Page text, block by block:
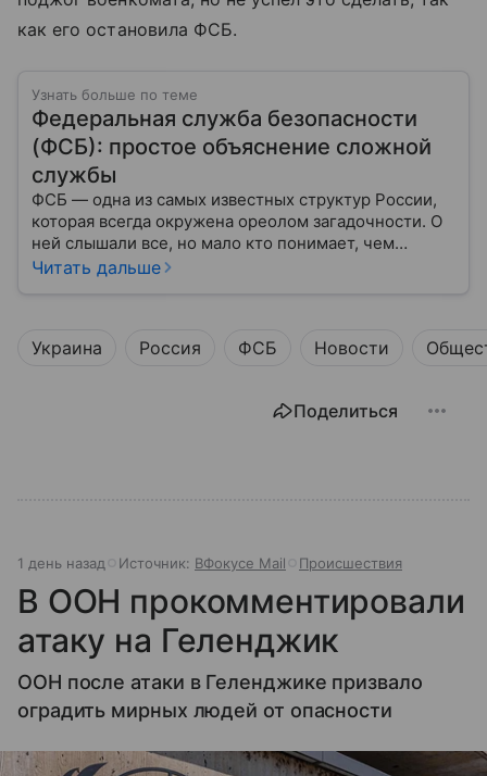
как его остановила ФСБ.
Узнать больше по теме
Федеральная служба безопасности
(ФСБ): простое объяснение сложной
службы
ФСБ — одна из самых известных структур России,
которая всегда окружена ореолом загадочности. О
ней слышали все, но мало кто понимает, чем
именно занимается Федеральная служба
Читать дальше
Украина Россия ФСБ Новости
Поделиться
1 день назад Источник: ВФокусе Mail Происшествия
В ООН прокомментировали
атаку на Геленджик
ООН после атаки в Геленджике призвало
оградить мирных людей от опасности